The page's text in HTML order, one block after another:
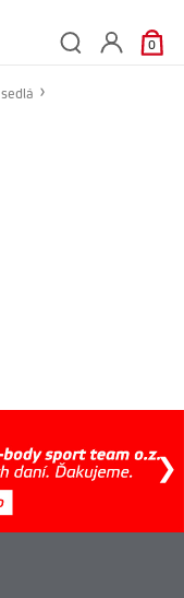
0
sedlá